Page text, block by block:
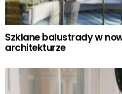
Szklane balustrady w
architekturze